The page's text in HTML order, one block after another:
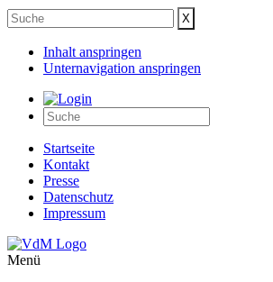
Inhalt anspringen
Unternavigation anspringen
Startseite
Kontakt
Presse
Datenschutz
Impressum
Menü